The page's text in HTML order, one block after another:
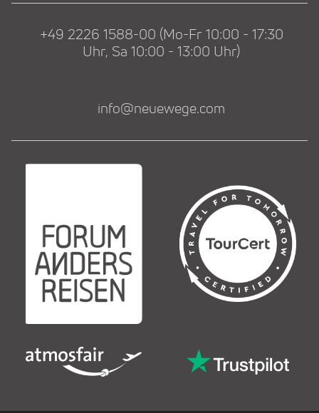
+49 2226 1588-00 (Mo-Fr 10:00 - 17:30
Uhr, Sa 10:00 - 13:00 Uhr)
info@neuewege.com